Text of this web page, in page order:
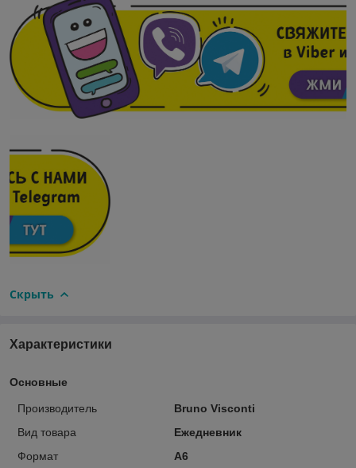
Скрыть
Характеристики
Основные
Производитель
Bruno Visconti
Вид товара
Ежедневник
Формат
А6